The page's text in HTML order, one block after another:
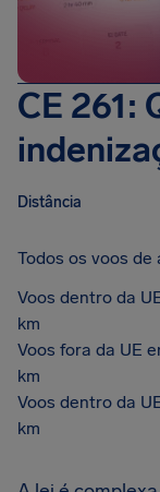
CE 261:
Distância
Todos os voos de
Voos dentro da
km
Voos fora da UE
km
Voos dentro da
km